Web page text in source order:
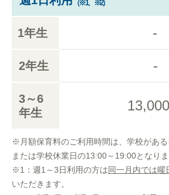
（※1、※2）
1年生 -
2年生 -
3～6
年生
※月額保育料のご利用時間は、学校がある
または学校休業日の13:00～19:00となりま
※1：週1～3日利用の方は同一月内では曜
いただきます。